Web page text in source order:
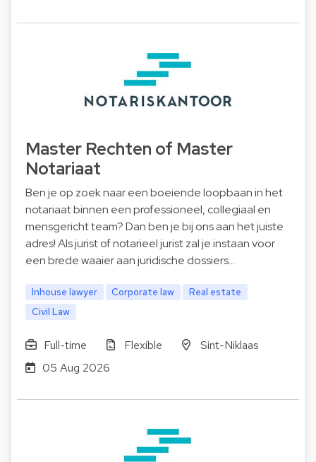
Master Rechten of Master
Notariaat
Ben je op zoek naar een boeiende loopbaan in het
notariaat binnen een professioneel, collegiaal en
mensgericht team? Dan ben je bij ons aan het juiste
adres! Als jurist of notarieel jurist zal je instaan voor
een brede waaier aan juridische dossiers…
Inhouse lawyer Corporate law
Real estate
Civil Law
Full-time Flexible
Sint-Niklaas
05 Aug 2026